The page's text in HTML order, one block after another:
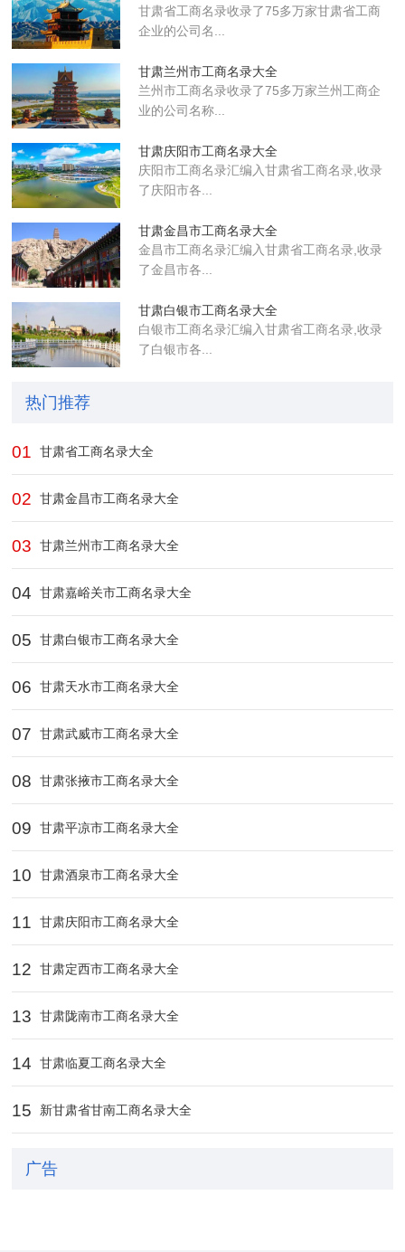
甘肃省工商名录收录了75多万家甘肃省工商
企业的公司名...
甘肃兰州市工商名录大全
兰州市工商名录收录了75多万家兰州工商企
业的公司名称...
甘肃庆阳市工商名录大全
庆阳市工商名录汇编入甘肃省工商名录,收录
了庆阳市各...
甘肃金昌市工商名录大全
金昌市工商名录汇编入甘肃省工商名录,收录
了金昌市各...
甘肃白银市工商名录大全
白银市工商名录汇编入甘肃省工商名录,收录
了白银市各...
热门推荐
01 甘肃省工商名录大全
02 甘肃金昌市工商名录大全
03 甘肃兰州市工商名录大全
04 甘肃嘉峪关市工商名录大全
05 甘肃白银市工商名录大全
06 甘肃天水市工商名录大全
07 甘肃武威市工商名录大全
08 甘肃张掖市工商名录大全
09 甘肃平凉市工商名录大全
10 甘肃酒泉市工商名录大全
11 甘肃庆阳市工商名录大全
12 甘肃定西市工商名录大全
13 甘肃陇南市工商名录大全
14 甘肃临夏工商名录大全
15 新甘肃省甘南工商名录大全
广告